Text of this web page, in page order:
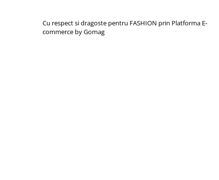
Cu respect si dragoste pentru FASHION prin Platforma E-
commerce by Gomag